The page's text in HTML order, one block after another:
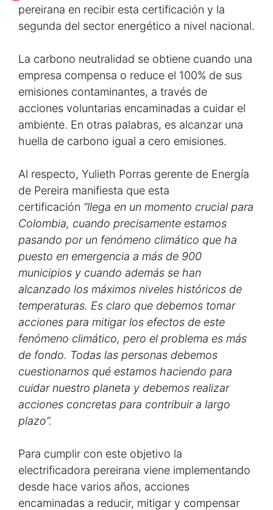
pereirana en recibir esta certificación y la
segunda del sector energético a nivel nacional.
La carbono neutralidad se obtiene cuando una
empresa compensa o reduce el 100% de sus
emisiones contaminantes, a través de
acciones voluntarias encaminadas a cuidar el
ambiente. En otras palabras, es alcanzar una
huella de carbono igual a cero emisiones.
Al respecto, Yulieth Porras gerente de Energía
de Pereira manifiesta que esta
certificación “llega en un momento crucial para
Colombia, cuando precisamente estamos
pasando por un fenómeno climático que ha
puesto en emergencia a más de 900
municipios y cuando además se han
alcanzado los máximos niveles históricos de
temperaturas. Es claro que debemos tomar
acciones para mitigar los efectos de este
fenómeno climático, pero el problema es más
de fondo. Todas las personas debemos
cuestionarnos qué estamos haciendo para
cuidar nuestro planeta y debemos realizar
acciones concretas para contribuir a largo
plazo”.
Para cumplir con este objetivo la
electrificadora pereirana viene implementando
desde hace varios años, acciones
encaminadas a reducir, mitigar y compensar